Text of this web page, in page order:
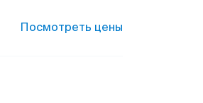
Посмотреть цены